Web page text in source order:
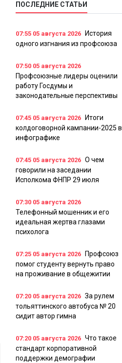
ПОСЛЕДНИЕ СТАТЬИ
07:55 05 августа 2026
История
одного изгнания из профсоюза
07:50 05 августа 2026
Профсоюзные лидеры оценили
работу Госдумы и
законодательные перспективы
07:45 05 августа 2026
Итоги
колдоговорной кампании-2025 в
инфографике
07:45 05 августа 2026 О чем
говорили на заседании
Исполкома ФНПР 29 июля
07:30 05 августа 2026
Телефонный мошенник и его
идеальная жертва глазами
психолога
07:25 05 августа 2026
Профсоюз
помог студенту вернуть право
на проживание в общежитии
07:20 05 августа 2026 За рулем
тольяттинского автобуса № 20
сидит автор гимна
07:20 05 августа 2026 Что такое
стандарт корпоративной
поддержки демографии